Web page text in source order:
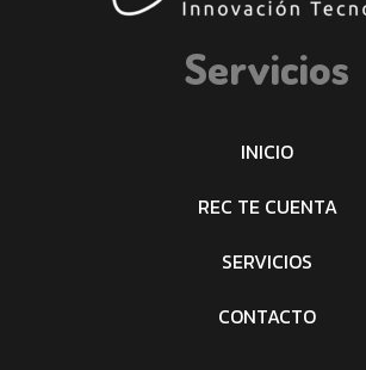
Servicios
INICIO
REC TE CUENTA
SERVICIOS
CONTACTO